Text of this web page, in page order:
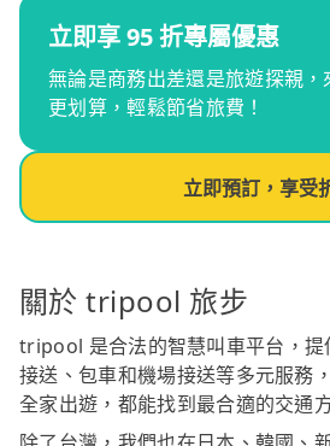
立即享 95 折專屬優惠
無論是商務出差還是旅遊探親
更划算，輕鬆節省旅費！
立即預訂，享受
關於 tripool 旅步
tripool 是合法的智慧叫車平台，提
接送、包車和機場接送等多元服務
全家出遊，都能找到最合適的交通